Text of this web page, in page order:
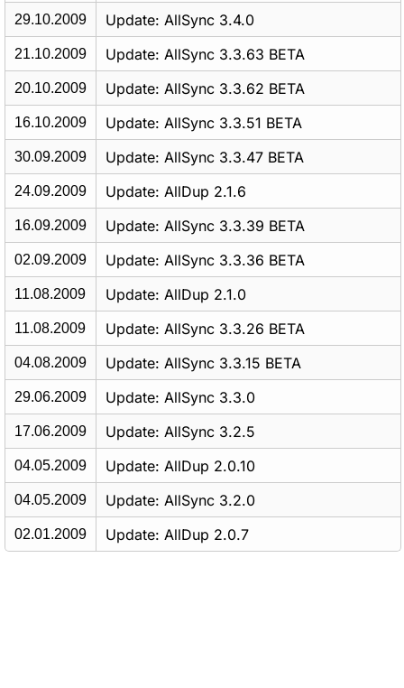
29.10.2009 Update: AllSync 3.4.0
21.10.2009 Update: AllSync 3.3.63 BETA
20.10.2009 Update: AllSync 3.3.62 BETA
16.10.2009 Update: AllSync 3.3.51 BETA
30.09.2009 Update: AllSync 3.3.47 BETA
24.09.2009 Update: AllDup 2.1.6
16.09.2009 Update: AllSync 3.3.39 BETA
02.09.2009 Update: AllSync 3.3.36 BETA
11.08.2009 Update: AllDup 2.1.0
11.08.2009 Update: AllSync 3.3.26 BETA
04.08.2009 Update: AllSync 3.3.15 BETA
29.06.2009 Update: AllSync 3.3.0
17.06.2009 Update: AllSync 3.2.5
04.05.2009 Update: AllDup 2.0.10
04.05.2009 Update: AllSync 3.2.0
02.01.2009 Update: AllDup 2.0.7